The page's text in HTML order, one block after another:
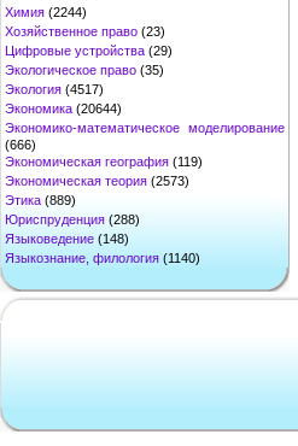
Химия (2244)
Хозяйственное право (23)
Цифровые устройства (29)
Экологическое право (35)
Экология (4517)
Экономика (20644)
Экономико-математическое моделирование
(666)
Экономическая география (119)
Экономическая теория (2573)
Этика (889)
Юриспруденция (288)
Языковедение (148)
Языкознание, филология (1140)